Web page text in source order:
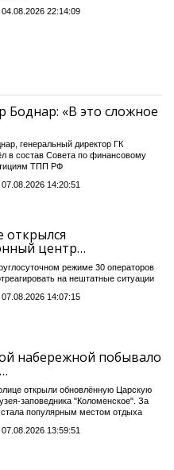
22:14:09
Боднар: «В это сложное
генеральный директор ГК
в состав Совета по финансовому
ТПП РФ
14:20:51
открылся
центр…
режиме 30 операторов
на нештатные ситуации
14:07:15
набережной побывало
открыли обновлённую Царскую
заповедника "Коломенское". За
популярным местом отдыха
13:59:51